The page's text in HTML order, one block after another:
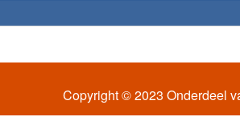
Copyright © 2023 Onderdeel